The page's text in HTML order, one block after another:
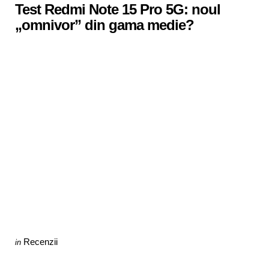
Test Redmi Note 15 Pro 5G: noul
„omnivor” din gama medie?
Categories
Posted
in Recenzii